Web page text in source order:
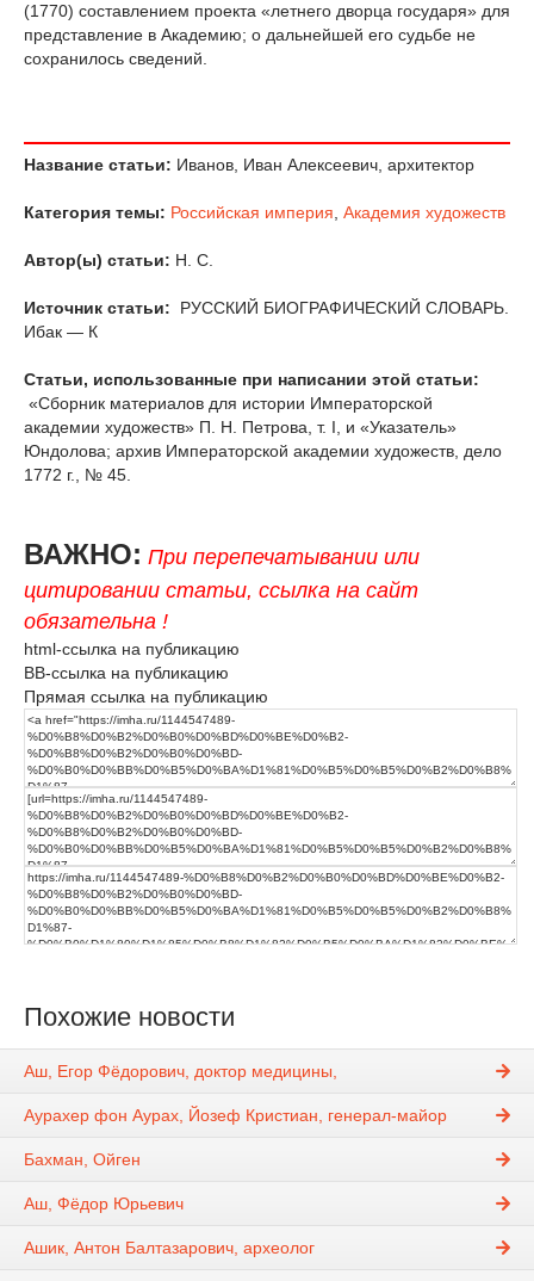
(1770) составлением проекта «летнего дворца государя» для
представление в Академию; о дальнейшей его судьбе не
сохранилось сведений.
Название статьи: Иванов, Иван Алексеевич, архитектор
Категория темы: Российская империя Академия художеств
Автор(ы) статьи: Н. С.
Источник статьи:
РУССКИЙ БИОГРАФИЧЕСКИЙ СЛОВАРЬ.
Ибак — К
Статьи, использованные при написании этой статьи:
«Сборник материалов для истории Императорской
академии художеств» П. Н. Петрова, т. I, и «Указатель»
Юндолова; архив Императорской академии художеств, дело
1772 г., № 45.
ВАЖНО: При перепечатывании или
цитировании статьи, ссылка на сайт
обязательна !
html-ссылка на публикацию
BB-ссылка на публикацию
Прямая ссылка на публикацию
Похожие новости
Аш, Егор Фёдорович, доктор медицины,
Аурахер фон Аурах, Йозеф Кристиан, генерал-майор
Бахман, Ойген
Аш, Фёдор Юрьевич
Ашик, Антон Балтазарович, археолог